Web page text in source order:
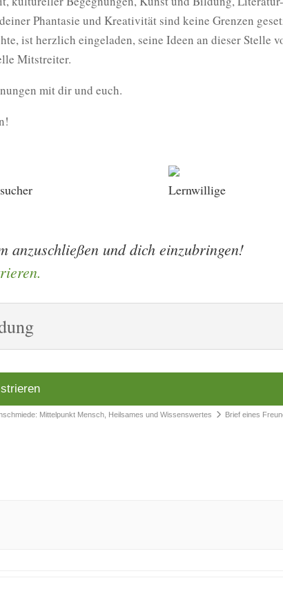
Phantasie und Kreativität sind keine Grenzen
ist herzlich eingeladen, seine Ideen an dieser Stelle
Mitstreiter.
mit dir und euch.
Lernwillige
anzuschließen und dich einzubringen!
Mittelpunkt Mensch, Heilsames und Wissenswertes Brief eines